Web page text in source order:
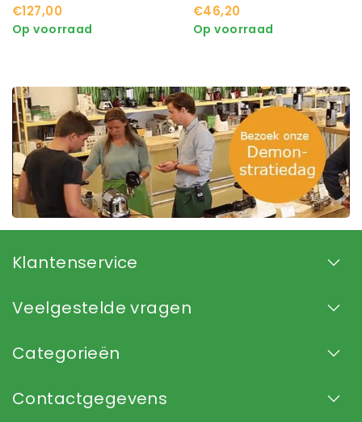
€127,00
Op voorraad
€46,20
Op voorraad
Klantenservice
Veelgestelde vragen
Categorieën
Contactgegevens